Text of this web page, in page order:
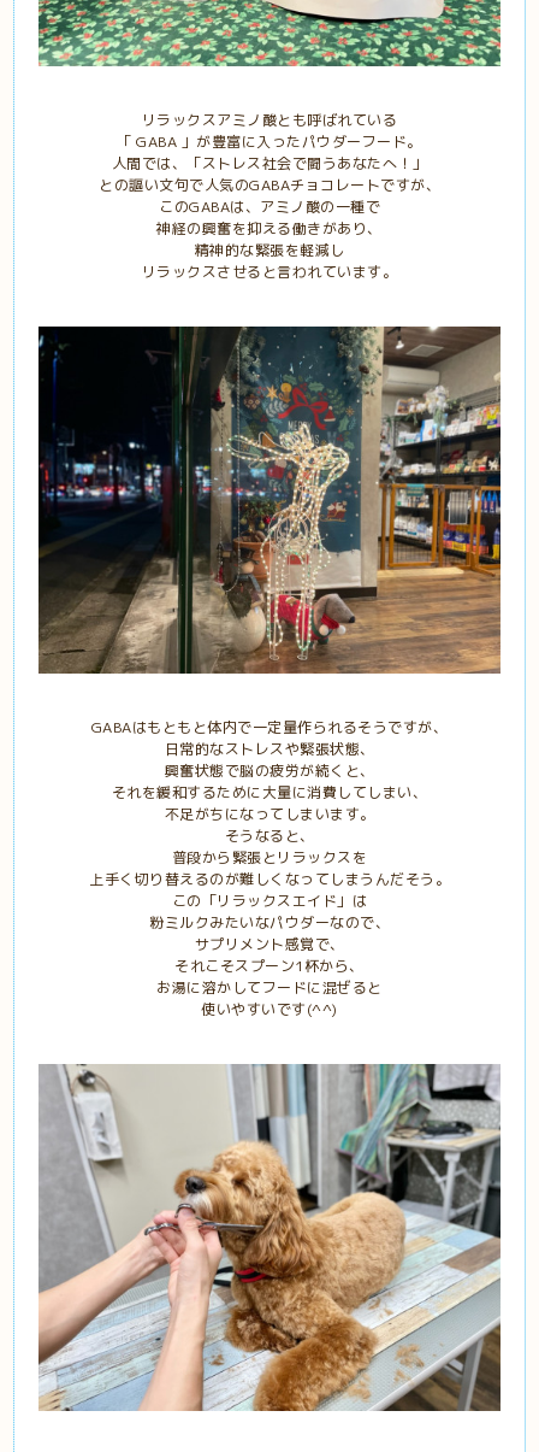
リラックスアミノ酸とも呼ばれている
「 GABA 」が豊富に入ったパウダーフード。
人間では、「ストレス社会で闘うあなたへ！」
との謳い文句で人気のGABAチョコレートですが、
このGABAは、アミノ酸の一種で
神経の興奮を抑える働きがあり、
精神的な緊張を軽減し
リラックスさせると言われています。
GABAはもともと体内で一定量作られるそうですが、
日常的なストレスや緊張状態、
興奮状態で脳の疲労が続くと、
それを緩和するために大量に消費してしまい、
不足がちになってしまいます。
そうなると、
普段から緊張とリラックスを
上手く切り替えるのが難しくなってしまうんだそう。
この「リラックスエイド」は
粉ミルクみたいなパウダーなので、
サプリメント感覚で、
それこそスプーン1杯から、
お湯に溶かしてフードに混ぜると
使いやすいです(^^)